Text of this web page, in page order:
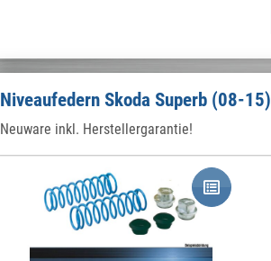
Niveaufedern Skoda Superb (08-15)
Neuware inkl. Herstellergarantie!